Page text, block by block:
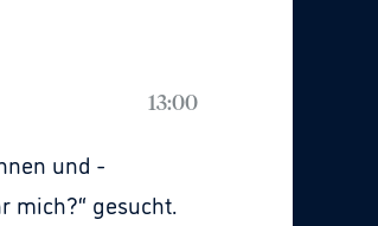
13:00
und -
mich?“ gesucht.